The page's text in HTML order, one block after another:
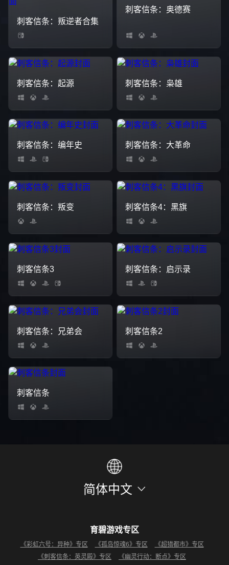
刺客信条：叛逆者合集
刺客信条：奥德赛
刺客信条：起源 刺客信条：枭雄
刺客信条：编年史 刺客信条：大革命
刺客信条：叛变 刺客信条4：黑旗
刺客信条3 刺客信条：启示录
刺客信条：兄弟会 刺客信条2
刺客信条
简体中文
育碧游戏专区
《彩虹六号：异种》专区 《孤岛惊魂6》专区
《超猎都市》专区
《刺客信条：英灵殿》专区
《幽灵行动：断点》专区